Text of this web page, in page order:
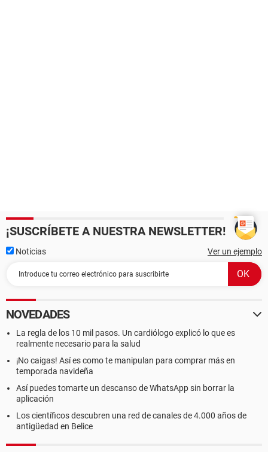
¡SUSCRÍBETE A NUESTRA NEWSLETTER!
Noticias Ver un ejemplo
NOVEDADES
La regla de los 10 mil pasos. Un cardiólogo explicó lo que es
realmente necesario para la salud
¡No caigas! Así es como te manipulan para comprar más en
temporada navideña
Así puedes tomarte un descanso de WhatsApp sin borrar la
aplicación
Los científicos descubren una red de canales de 4.000 años de
antigüedad en Belice